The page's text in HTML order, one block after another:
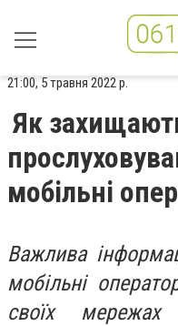
21:00, 5 травня 2022 р.
Як
мобільні
Важлива
мобільні
своїх мережах